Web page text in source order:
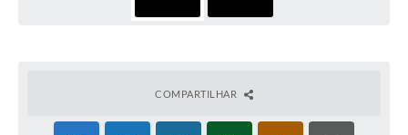
COMPARTILHAR